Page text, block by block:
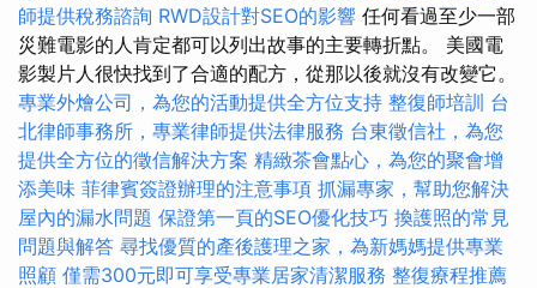
師提供稅務諮詢 RWD設計對SEO的影響 任何看過至少一部
災難電影的人肯定都可以列出故事的主要轉折點。 美國電
影製片人很快找到了合適的配方，從那以後就沒有改變它。
專業外燴公司，為您的活動提供全方位支持 整復師培訓 台
北律師事務所，專業律師提供法律服務 台東徵信社，為您
提供全方位的徵信解決方案 精緻茶會點心，為您的聚會增
添美味 菲律賓簽證辦理的注意事項 抓漏專家，幫助您解決
屋內的漏水問題 保證第一頁的SEO優化技巧 換護照的常見
問題與解答 尋找優質的產後護理之家，為新媽媽提供專業
照顧 僅需300元即可享受專業居家清潔服務 整復療程推薦